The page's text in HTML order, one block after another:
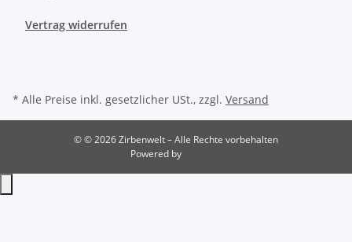
Vertrag widerrufen
* Alle Preise inkl. gesetzlicher USt., zzgl. Versand
© © 2026 Zirbenwelt – Alle Rechte vorbehalten
Powered by